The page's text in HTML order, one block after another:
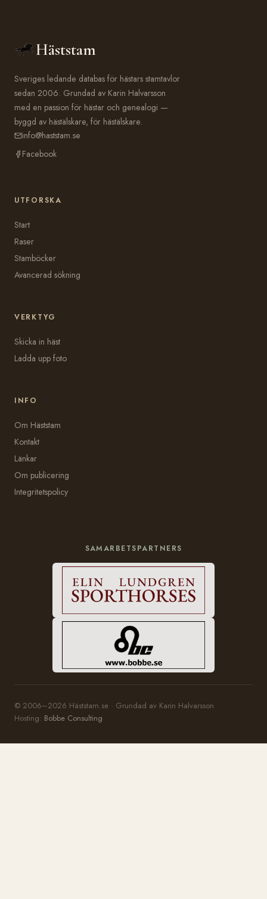
Häststam
Sveriges ledande databas för hästars stamtavlor
sedan 2006. Grundad av Karin Halvarsson
med en passion för hästar och genealogi —
byggd av hästälskare, för hästälskare.
info@haststam.se
Facebook
UTFORSKA
Start
Raser
Stamböcker
Avancerad sökning
VERKTYG
Skicka in häst
Ladda upp foto
INFO
Om Häststam
Kontakt
Länkar
Om publicering
Integritetspolicy
SAMARBETSPARTNERS
© 2006–2026 Häststam.se · Grundad av Karin Halvarsson
Hosting: Bobbe Consulting